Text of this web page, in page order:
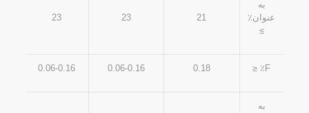
به
عنوان٪
≥
21
23
23
F٪ ≤ 0.18
0.06-0.16
0.06-0.16
به